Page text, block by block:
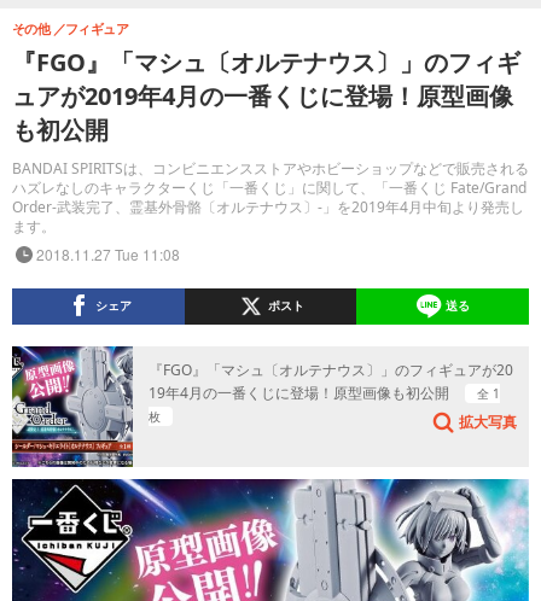
『FGO』「マシュ〔オルテナウス〕」のフィギ
ュアが2019年4月の一番くじに登場！原型画像
も初公開
BANDAI SPIRITSは、コンビニエンスストアやホビーショップなどで販売される
ハズレなしのキャラクターくじ「一番くじ」に関して、「一番くじ Fate/Grand
Order-武装完了、霊基外骨骼〔オルテナウス〕-」を2019年4月中旬より発売し
ます。
その他 フィギュア
2018.11.27 Tue 11:08
シェア ポスト 送る
『FGO』「マシュ〔オルテナウス〕」のフィギュアが20
19年4月の一番くじに登場！原型画像も初公開
全 1
枚
拡大写真